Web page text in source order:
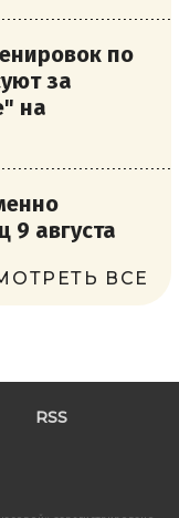
по
за
на
9 августа
ВСЕ
RSS